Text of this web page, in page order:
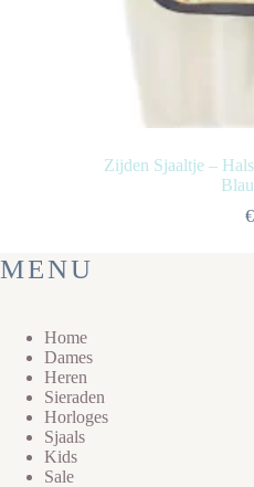
Zijden Sjaaltje –
€
MENU
Home
Dames
Heren
Sieraden
Horloges
Sjaals
Kids
Sale